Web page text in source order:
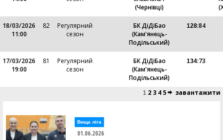
(Чернівці)
18/03/2026
11:00
82
Регулярний
сезон
БК ДіДіБао
(Кам'янець-
Подільський)
128:84
17/03/2026
19:00
81
Регулярний
сезон
БК ДіДіБао
(Кам'янець-
Подільський)
134:73
1 2 3 4 5 завантажити
Вища лiга
01.06.2026